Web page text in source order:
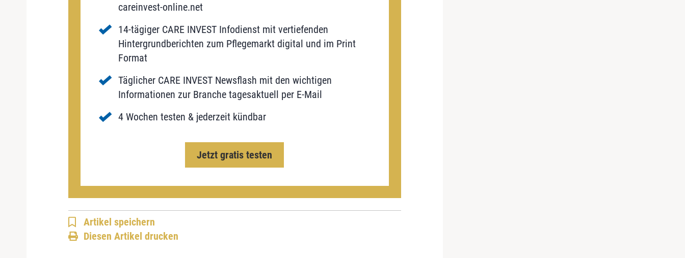
careinvest-online.net
14-tägiger CARE INVEST Infodienst mit vertiefenden
Hintergrundberichten zum Pflegemarkt digital und im Print
Format
Täglicher CARE INVEST Newsflash mit den wichtigen
Informationen zur Branche tagesaktuell per E-Mail
4 Wochen testen & jederzeit kündbar
Jetzt gratis testen
Artikel speichern
Diesen Artikel drucken